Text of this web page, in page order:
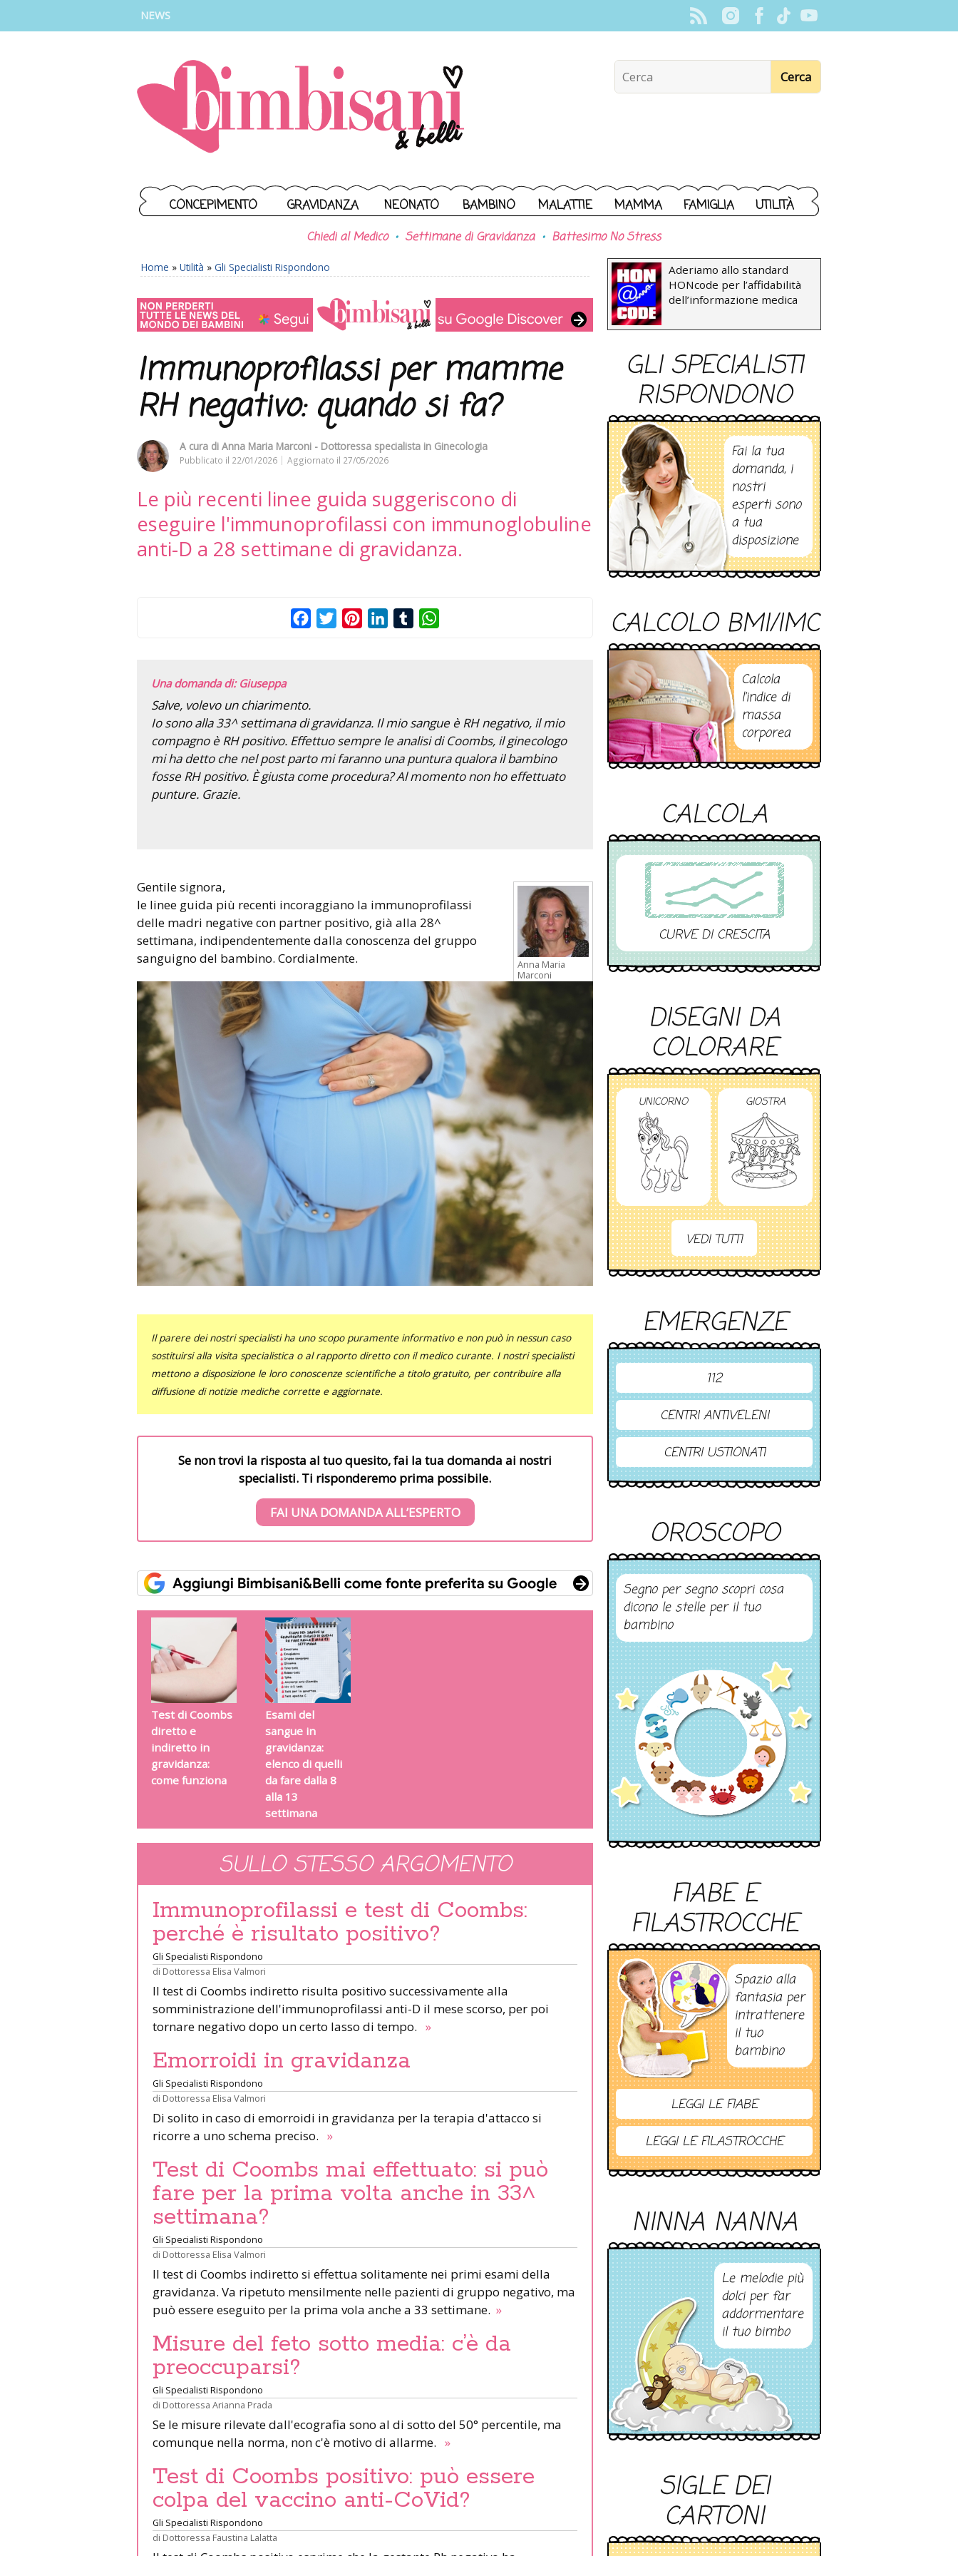
NEWS
CONCEPIMENTO GRAVIDANZA NEONATO BAMBINO MALATTIE MAMMA FAMIGLIA UTILITÀ
Chiedi al Medico Settimane di Gravidanza Battesimo No Stress
Home » Utilità » Gli Specialisti Rispondono
Immunoprofilassi per mamme
RH negativo: quando si fa?
A cura di Anna Maria Marconi - Dottoressa specialista in Ginecologia
Pubblicato il 22/01/2026 Aggiornato il 27/05/2026
Le più recenti linee guida suggeriscono di
eseguire l'immunoprofilassi con immunoglobuline
anti-D a 28 settimane di gravidanza.
FacebookTwitterPinterestLinkedInTumblr
Una domanda di: Giuseppa
Salve, volevo un chiarimento.
Io sono alla 33^ settimana di gravidanza. Il mio sangue è RH negativo, il mio
compagno è RH positivo. Effettuo sempre le analisi di Coombs, il ginecologo
mi ha detto che nel post parto mi faranno una puntura qualora il bambino
fosse RH positivo. È giusta come procedura? Al momento non ho effettuato
punture. Grazie.
Anna Maria
Marconi
Gentile signora,
le linee guida più recenti incoraggiano la immunoprofilassi
delle madri negative con partner positivo, già alla 28^
settimana, indipendentemente dalla conoscenza del gruppo
sanguigno del bambino. Cordialmente.
Il parere dei nostri specialisti ha uno scopo puramente informativo e non può in nessun caso
sostituirsi alla visita specialistica o al rapporto diretto con il medico curante. I nostri specialisti
mettono a disposizione le loro conoscenze scientifiche a titolo gratuito, per contribuire alla
diffusione di notizie mediche corrette e aggiornate.
Se non trovi la risposta al tuo quesito, fai la tua domanda ai nostri
specialisti. Ti risponderemo prima possibile.
FAI UNA DOMANDA ALL’ESPERTO
Test di Coombs
diretto e
indiretto in
gravidanza:
come funziona
Esami del
sangue in
gravidanza:
elenco di quelli
da fare dalla 8
alla 13
settimana
SULLO STESSO ARGOMENTO
Immunoprofilassi e test di Coombs:
perché è risultato positivo?
Gli Specialisti Rispondono
di Dottoressa Elisa Valmori
Il test di Coombs indiretto risulta positivo successivamente alla
somministrazione dell'immunoprofilassi anti-D il mese scorso, per poi
tornare negativo dopo un certo lasso di tempo. »
Emorroidi in gravidanza
Gli Specialisti Rispondono
di Dottoressa Elisa Valmori
Di solito in caso di emorroidi in gravidanza per la terapia d'attacco si
ricorre a uno schema preciso. »
Test di Coombs mai effettuato: si può
fare per la prima volta anche in 33^
settimana?
Gli Specialisti Rispondono
di Dottoressa Elisa Valmori
Il test di Coombs indiretto si effettua solitamente nei primi esami della
gravidanza. Va ripetuto mensilmente nelle pazienti di gruppo negativo, ma
può essere eseguito per la prima vola anche a 33 settimane. »
Misure del feto sotto media: c’è da
preoccuparsi?
Gli Specialisti Rispondono
di Dottoressa Arianna Prada
Se le misure rilevate dall'ecografia sono al di sotto del 50° percentile, ma
comunque nella norma, non c'è motivo di allarme. »
Test di Coombs positivo: può essere
colpa del vaccino anti-CoVid?
Gli Specialisti Rispondono
di Dottoressa Faustina Lalatta
Aderiamo allo standard
HONcode per l’affidabilità
dell’informazione medica
GLI SPECIALISTI
RISPONDONO
Fai la tua
domanda, i
nostri
esperti sono
a tua
disposizione
CALCOLO BMI/IMC
Calcola
l’indice di
massa
corporea
CALCOLA
CURVE DI CRESCITA
DISEGNI DA
COLORARE
UNICORNO GIOSTRA
VEDI TUTTI
EMERGENZE
112
CENTRI ANTIVELENI
CENTRI USTIONATI
OROSCOPO
Segno per segno scopri cosa
dicono le stelle per il tuo
bambino
FIABE E
FILASTROCCHE
Spazio alla
fantasia per
intrattenere
il tuo
bambino
LEGGI LE FIABE
LEGGI LE FILASTROCCHE
NINNA NANNA
Le melodie più
dolci per far
addormentare
il tuo bimbo
SIGLE DEI
CARTONI